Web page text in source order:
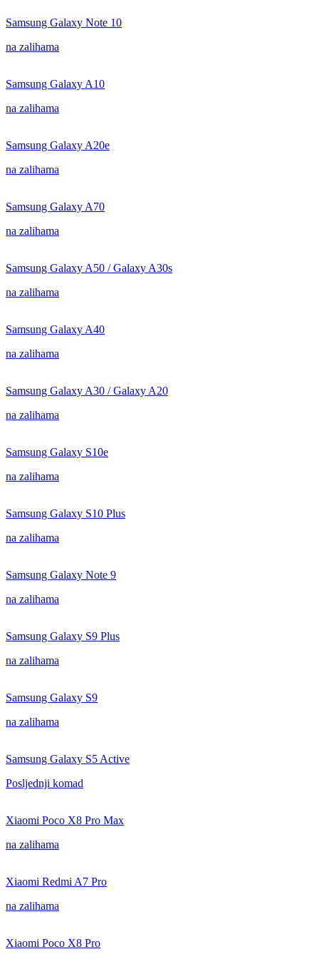
Samsung Galaxy Note 10
na zalihama
Samsung Galaxy A10
na zalihama
Samsung Galaxy A20e
na zalihama
Samsung Galaxy A70
na zalihama
Samsung Galaxy A50 / Galaxy A30s
na zalihama
Samsung Galaxy A40
na zalihama
Samsung Galaxy A30 / Galaxy A20
na zalihama
Samsung Galaxy S10e
na zalihama
Samsung Galaxy S10 Plus
na zalihama
Samsung Galaxy Note 9
na zalihama
Samsung Galaxy S9 Plus
na zalihama
Samsung Galaxy S9
na zalihama
Samsung Galaxy S5 Active
Posljednji komad
Xiaomi Poco X8 Pro Max
na zalihama
Xiaomi Redmi A7 Pro
na zalihama
Xiaomi Poco X8 Pro